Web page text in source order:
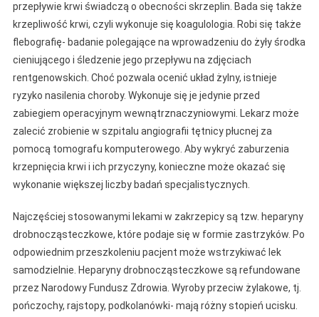
przepływie krwi świadczą o obecności skrzeplin. Bada się także
krzepliwość krwi, czyli wykonuje się koagulologia. Robi się także
flebografię- badanie polegające na wprowadzeniu do żyły środka
cieniującego i śledzenie jego przepływu na zdjęciach
rentgenowskich. Choć pozwala ocenić układ żylny, istnieje
ryzyko nasilenia choroby. Wykonuje się je jedynie przed
zabiegiem operacyjnym wewnątrznaczyniowymi. Lekarz może
zalecić zrobienie w szpitalu angiografii tętnicy płucnej za
pomocą tomografu komputerowego. Aby wykryć zaburzenia
krzepnięcia krwi i ich przyczyny, konieczne może okazać się
wykonanie większej liczby badań specjalistycznych.
Najczęściej stosowanymi lekami w zakrzepicy są tzw. heparyny
drobnocząsteczkowe, które podaje się w formie zastrzyków. Po
odpowiednim przeszkoleniu pacjent może wstrzykiwać lek
samodzielnie. Heparyny drobnocząsteczkowe są refundowane
przez Narodowy Fundusz Zdrowia. Wyroby przeciw żylakowe, tj.
pończochy, rajstopy, podkolanówki- mają różny stopień ucisku.